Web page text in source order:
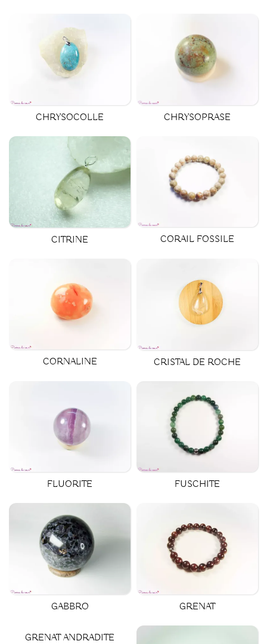
CHRYSOCOLLE CHRYSOPRASE
CITRINE CORAIL FOSSILE
CORNALINE CRISTAL DE ROCHE
FLUORITE FUSCHITE
GABBRO GRENAT
GRENAT ANDRADITE